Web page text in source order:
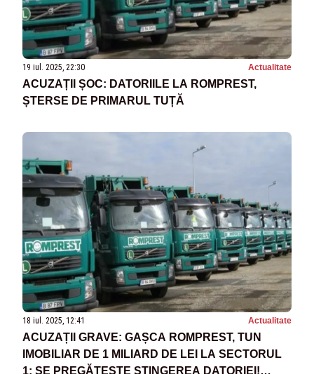
19 iul. 2025, 22:30 Actualitate
ACUZAȚII ȘOC: DATORIILE LA ROMPREST,
ȘTERSE DE PRIMARUL TUȚĂ
18 iul. 2025, 12:41 Actualitate
ACUZAȚII GRAVE: GAȘCA ROMPREST, TUN
IMOBILIAR DE 1 MILIARD DE LEI LA SECTORUL
1: SE PREGĂTEȘTE STINGEREA DATORIEI!